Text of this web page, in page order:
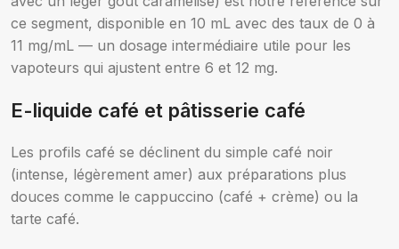
ce segment, disponible en 10 mL avec des taux de 0 à
11 mg/mL — un dosage intermédiaire utile pour les
vapoteurs qui ajustent entre 6 et 12 mg.
E-liquide café et pâtisserie café
Les profils café se déclinent du simple café noir
(intense, légèrement amer) aux préparations plus
douces comme le cappuccino (café + crème) ou la
tarte café.